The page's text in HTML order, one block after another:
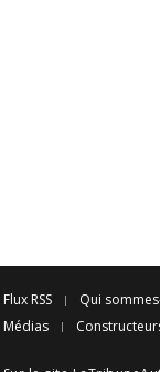
Flux RSS Qui
Médias